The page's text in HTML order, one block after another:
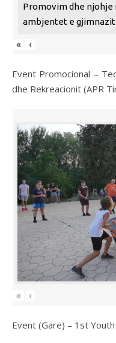
Promovim dhe njohje
ambjentet e gjimnazit
« ‹
Event Promocional –
dhe Rekreacionit (APR
« ‹
Event (Garë) – 1st